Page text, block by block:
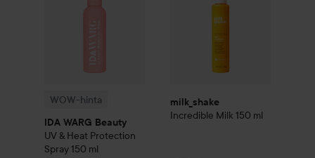
WOW-hinta
IDA WARG Beauty
UV & Heat Protection
Spray 150 ml
milk_shake
Incredible Milk 150 ml